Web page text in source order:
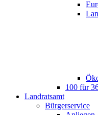
100 für
Landratsamt
Bürgerservice